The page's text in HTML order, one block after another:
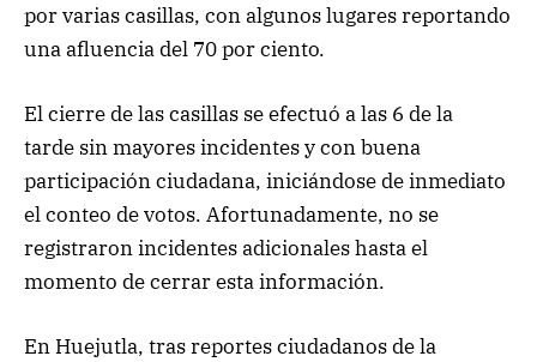
por varias casillas, con algunos lugares reportando
una afluencia del 70 por ciento.
El cierre de las casillas se efectuó a las 6 de la
tarde sin mayores incidentes y con buena
participación ciudadana, iniciándose de inmediato
el conteo de votos. Afortunadamente, no se
registraron incidentes adicionales hasta el
momento de cerrar esta información.
En Huejutla, tras reportes ciudadanos de la